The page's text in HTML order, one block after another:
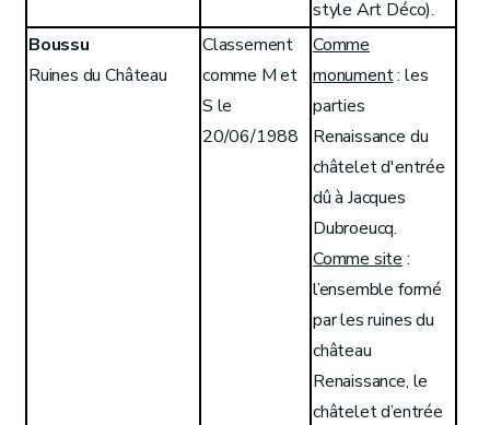
style Art Déco).
Boussu
Ruines du Château
Classement
comme M et
S le
20/06/1988
Comme
monument: les
parties
Renaissance du
châtelet d'entrée
dû à Jacques
Dubroeucq.
Comme site :
l’ensemble formé
par les ruines du
château
Renaissance, le
châtelet d’entrée